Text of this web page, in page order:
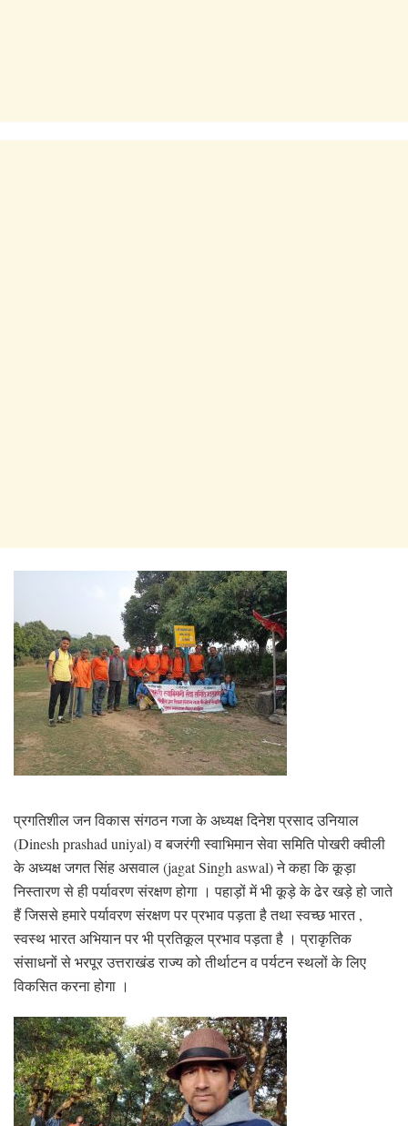
प्रगतिशील जन विकास संगठन गजा के अध्यक्ष दिनेश प्रसाद उनियाल
(Dinesh prashad uniyal) व बजरंगी स्वाभिमान सेवा समिति पोखरी क्वीली
के अध्यक्ष जगत सिंह असवाल (jagat Singh aswal) ने कहा कि कूड़ा
निस्तारण से ही पर्यावरण संरक्षण होगा । पहाड़ों में भी कूड़े के ढेर खड़े हो जाते
हैं जिससे हमारे पर्यावरण संरक्षण पर प्रभाव पड़ता है तथा स्वच्छ भारत ,
स्वस्थ भारत अभियान पर भी प्रतिकूल प्रभाव पड़ता है । प्राकृतिक
संसाधनों से भरपूर उत्तराखंड राज्य को तीर्थाटन व पर्यटन स्थलों के लिए
विकसित करना होगा ।